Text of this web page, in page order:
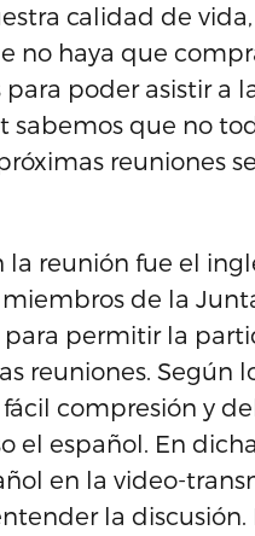
calidad de
no haya que
para poder asistir a
que no
reuniones
reunión fue el
de la
permitir la
reuniones. Según
compresión y
el español. En
en la video-
la discusión.